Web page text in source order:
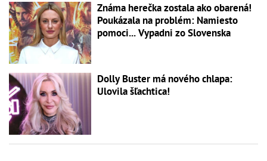
Známa herečka zostala ako obarená!
Poukázala na problém: Namiesto
pomoci... Vypadni zo Slovenska
Dolly Buster má nového chlapa:
Ulovila šľachtica!